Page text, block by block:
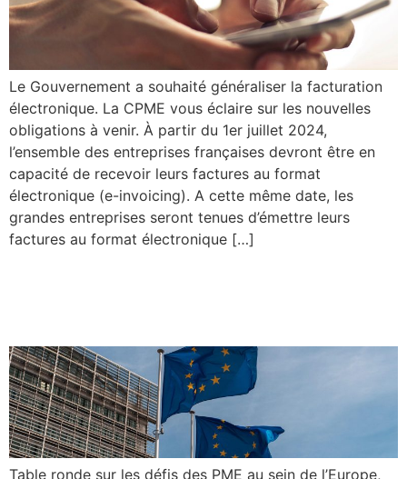
Le Gouvernement a souhaité généraliser la facturation
électronique. La CPME vous éclaire sur les nouvelles
obligations à venir. À partir du 1er juillet 2024,
l’ensemble des entreprises françaises devront être en
capacité de recevoir leurs factures au format
électronique (e-invoicing). A cette même date, les
grandes entreprises seront tenues d’émettre leurs
factures au format électronique […]
Table ronde sur les défis des PME au sein de l’Europe,